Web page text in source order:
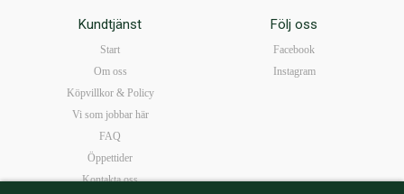
Kundtjänst
Start
Om oss
Köpvillkor & Policy
Vi som jobbar här
FAQ
Öppettider
Kontakta oss
Följ oss
Facebook
Instagram